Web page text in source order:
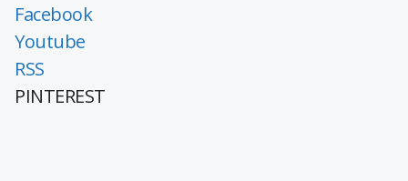
Facebook
Youtube
RSS
PINTEREST